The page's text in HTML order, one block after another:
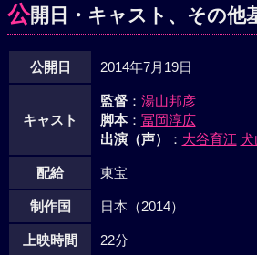
公開日・キャスト、その他
公開日 2014年7月19日
キャスト
監督： 湯山邦彦
脚本： 冨岡淳広
出演（声）
： 大谷育江 犬
配給 東宝
制作国 日本（2014）
上映時間 22分